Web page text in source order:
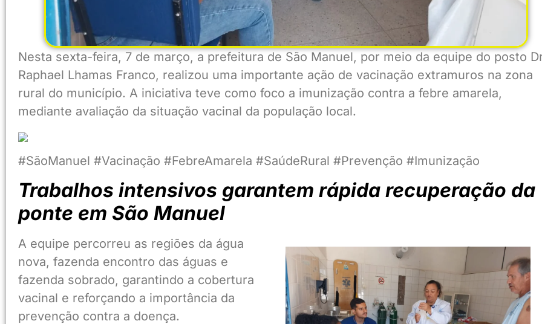
Nesta sexta-feira, 7 de março, a prefeitura de São Manuel, por meio da equipe do posto
Raphael Lhamas Franco, realizou uma importante ação de vacinação extramuros na zona
rural do município. A iniciativa teve como foco a imunização contra a febre amarela,
mediante avaliação da situação vacinal da população local.
#SãoManuel #Vacinação #FebreAmarela #SaúdeRural #Prevenção #Imunização
Trabalhos intensivos garantem rápida recuperação da
ponte em São Manuel
A equipe percorreu as regiões da água
nova, fazenda encontro das águas e
fazenda sobrado, garantindo a cobertura
vacinal e reforçando a importância da
prevenção contra a doença.